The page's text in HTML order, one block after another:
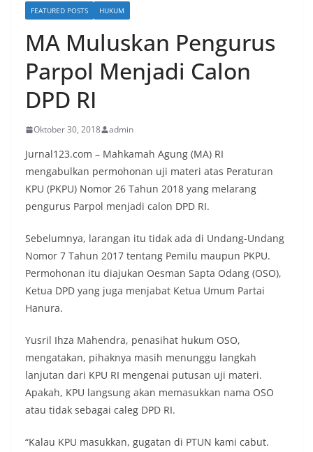
FEATURED POSTS HUKUM
MA Muluskan Pengurus
Parpol Menjadi Calon
DPD RI
Oktober 30, 2018 admin
Jurnal123.com – Mahkamah Agung (MA) RI
mengabulkan permohonan uji materi atas Peraturan
KPU (PKPU) Nomor 26 Tahun 2018 yang melarang
pengurus Parpol menjadi calon DPD RI.
Sebelumnya, larangan itu tidak ada di Undang-Undang
Nomor 7 Tahun 2017 tentang Pemilu maupun PKPU.
Permohonan itu diajukan Oesman Sapta Odang (OSO),
Ketua DPD yang juga menjabat Ketua Umum Partai
Hanura.
Yusril Ihza Mahendra, penasihat hukum OSO,
mengatakan, pihaknya masih menunggu langkah
lanjutan dari KPU RI mengenai putusan uji materi.
Apakah, KPU langsung akan memasukkan nama OSO
atau tidak sebagai caleg DPD RI.
“Kalau KPU masukkan, gugatan di PTUN kami cabut.